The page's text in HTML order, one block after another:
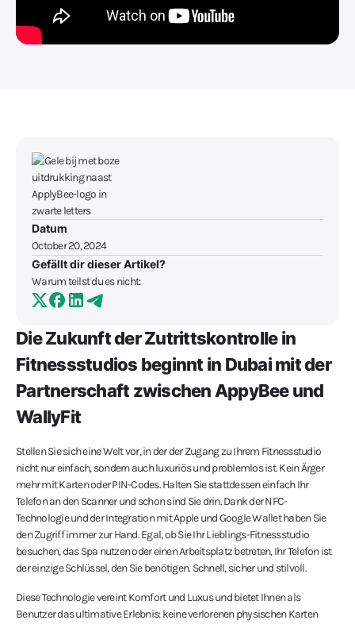
Die Zukunft der Zutrittskontrolle in
Fitnessstudios beginnt in Dubai mit der
Partnerschaft zwischen AppyBee und
WallyFit
Stellen Sie sich eine Welt vor, in der der Zugang zu Ihrem Fitnessstudio
nicht nur einfach, sondern auch luxuriös und problemlos ist. Kein Ärger
mehr mit Karten oder PIN-Codes. Halten Sie stattdessen einfach Ihr
Telefon an den Scanner und schon sind Sie drin. Dank der NFC-
Technologie und der Integration mit Apple und Google Wallet haben Sie
den Zugriff immer zur Hand. Egal, ob Sie Ihr Lieblings-Fitnessstudio
besuchen, das Spa nutzen oder einen Arbeitsplatz betreten, Ihr Telefon ist
der einzige Schlüssel, den Sie benötigen. Schnell, sicher und stilvoll.
Diese Technologie vereint Komfort und Luxus und bietet Ihnen als
Benutzer das ultimative Erlebnis: keine verlorenen physischen Karten
Datum
October 20, 2024
Gefällt dir dieser Artikel?
Warum teilst du es nicht: